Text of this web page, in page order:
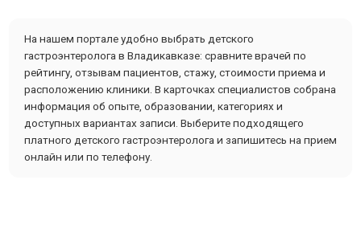
На нашем портале удобно выбрать детского
гастроэнтеролога в Владикавказе: сравните врачей по
рейтингу, отзывам пациентов, стажу, стоимости приема и
расположению клиники. В карточках специалистов собрана
информация об опыте, образовании, категориях и
доступных вариантах записи. Выберите подходящего
платного детского гастроэнтеролога и запишитесь на прием
онлайн или по телефону.